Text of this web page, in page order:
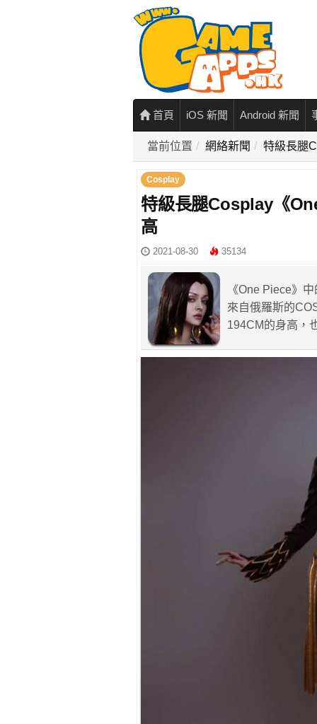
首頁 iOS 新聞 Android 新聞
當前位置 網絡新聞 特級長腿
Cosplay
特級長腿Cosplay《
高
2021-08-30 35134
《One Piece》
來自俄羅斯的
194CM的身高，